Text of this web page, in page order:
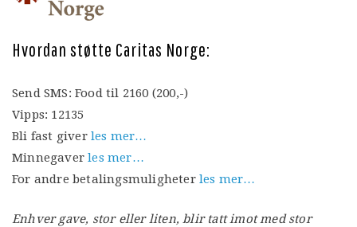
Hvordan støtte Caritas Norge:
Send SMS: Food til 2160 (200,-)
Vipps: 12135
Bli fast giverles mer…
Minnegaver les mer…
For andre betalingsmuligheter les mer…
Enhver gave, stor eller liten, blir tatt imot med stor